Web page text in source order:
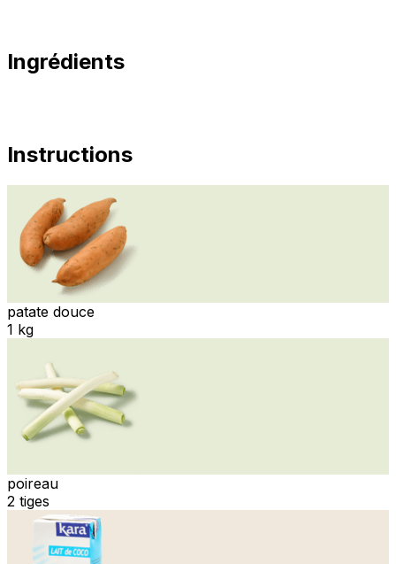
Ingrédients
Instructions
patate douce
1 kg
poireau
2 tiges